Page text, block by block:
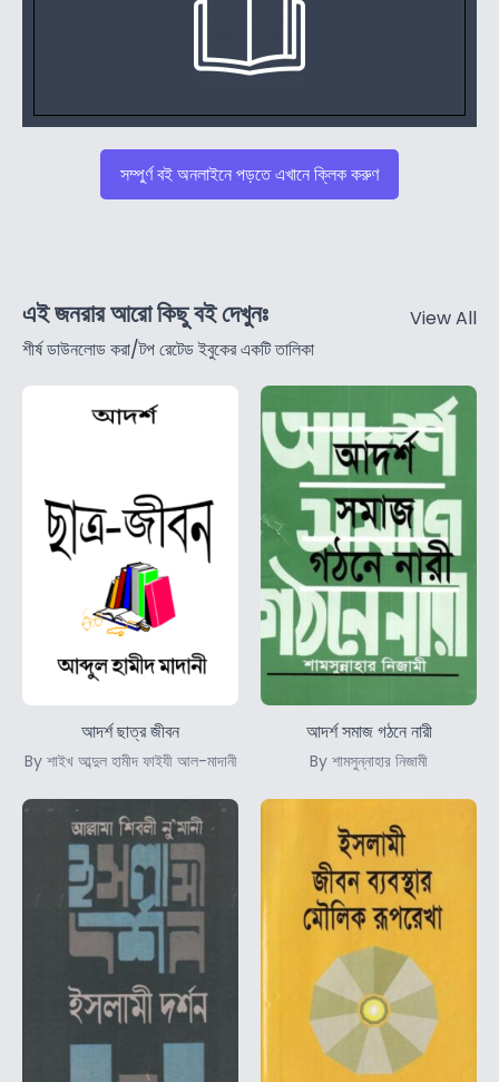
সম্পুর্ণ বই অনলাইনে পড়তে এখানে ক্লিক করুণ
এই জনরার আরো কিছু বই দেখুনঃ
শীর্ষ ডাউনলোড করা/টপ রেটেড ইবুকের একটি তালিকা
View All
আদর্শ ছাত্র জীবন
By শাইখ আব্দুল হামীদ ফাইযী আল-মাদানী
আদর্শ সমাজ গঠনে নারী
By শামসুন্নাহার নিজামী